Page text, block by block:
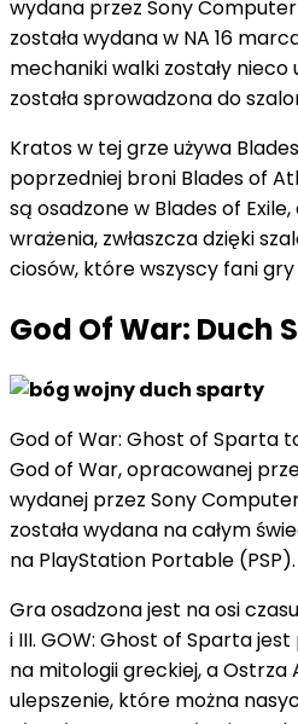
wydana przez Sony
została wydana w NA 16
mechaniki walki zostały
została sprowadzona do
Kratos w tej grze używa
poprzedniej broni Blades of
są osadzone w Blades of
wrażenia, zwłaszcza dzięki
ciosów, które wszyscy fani gry
God Of War: Duch
God of War: Ghost of Sparta
God of War, opracowanej
wydanej przez Sony
została wydana na całym
na PlayStation Portable (PSP).
Gra osadzona jest na osi
i III. GOW: Ghost of Sparta
na mitologii greckiej, a
ulepszenie, które można